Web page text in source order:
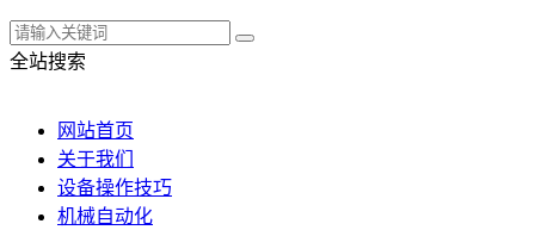
全站搜索
网站首页
关于我们
设备操作技巧
机械自动化